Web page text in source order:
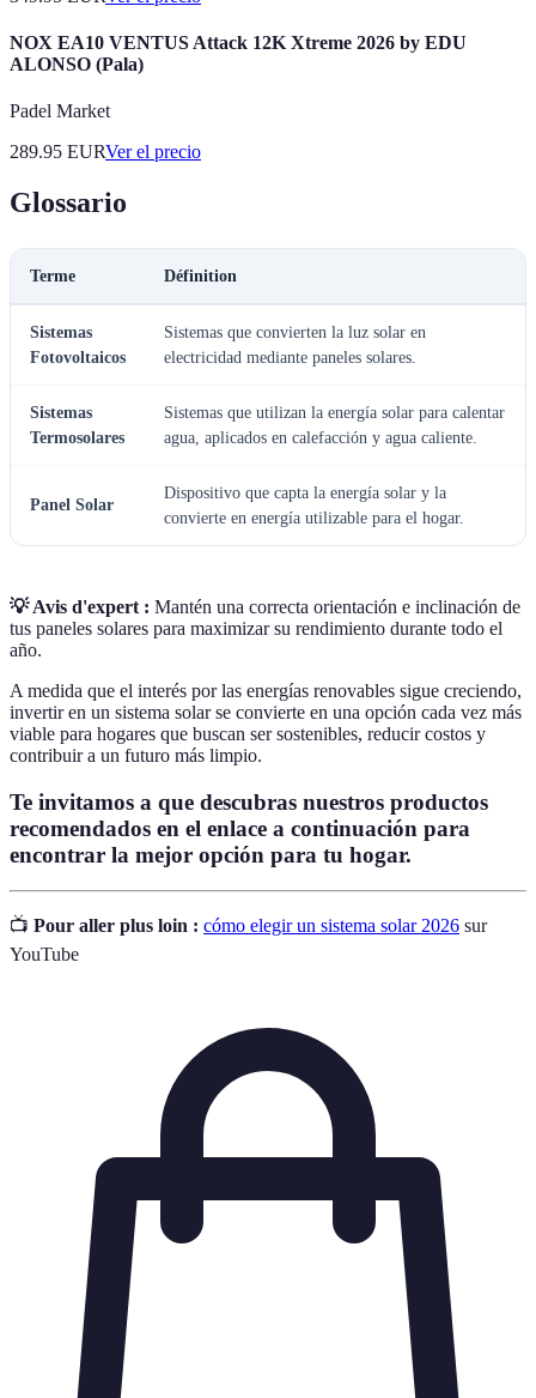
NOX EA10 VENTUS Attack 12K Xtreme 2026 by EDU
ALONSO (Pala)
Padel Market
289.95 EURVer el precio
Glossario
Terme Définition
Sistemas
Fotovoltaicos
Sistemas que convierten la luz solar en
electricidad mediante paneles solares.
Sistemas
Termosolares
Sistemas que utilizan la energía solar para calentar
agua, aplicados en calefacción y agua caliente.
Panel Solar
Dispositivo que capta la energía solar y la
convierte en energía utilizable para el hogar.
💡 Avis d'expert : Mantén una correcta orientación e inclinación de
tus paneles solares para maximizar su rendimiento durante todo el
año.
A medida que el interés por las energías renovables sigue creciendo,
invertir en un sistema solar se convierte en una opción cada vez más
viable para hogares que buscan ser sostenibles, reducir costos y
contribuir a un futuro más limpio.
Te invitamos a que descubras nuestros productos
recomendados en el enlace a continuación para
encontrar la mejor opción para tu hogar.
📺 Pour aller plus loin : cómo elegir un sistema solar 2026 sur
YouTube